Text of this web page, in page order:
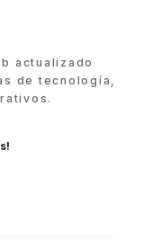
actualizado
de tecnología,